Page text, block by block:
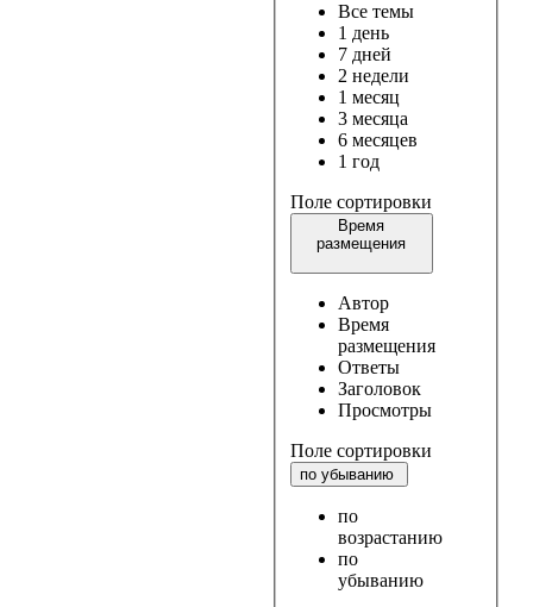
Все темы
1 день
7 дней
2 недели
1 месяц
3 месяца
6 месяцев
1 год
Поле сортировки
Время
размещения
Автор
Время
размещения
Ответы
Заголовок
Просмотры
Поле сортировки
по убыванию
по
возрастанию
по
убыванию